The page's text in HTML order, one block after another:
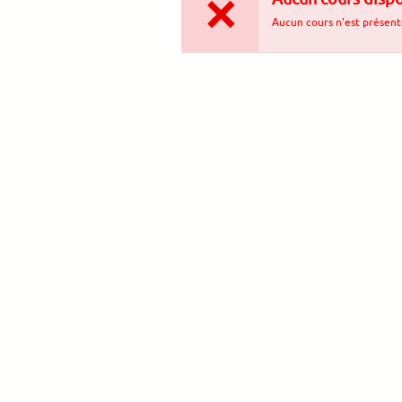
Aucun cours n'est